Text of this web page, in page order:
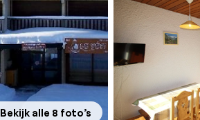
Bekijk alle 8 foto’s